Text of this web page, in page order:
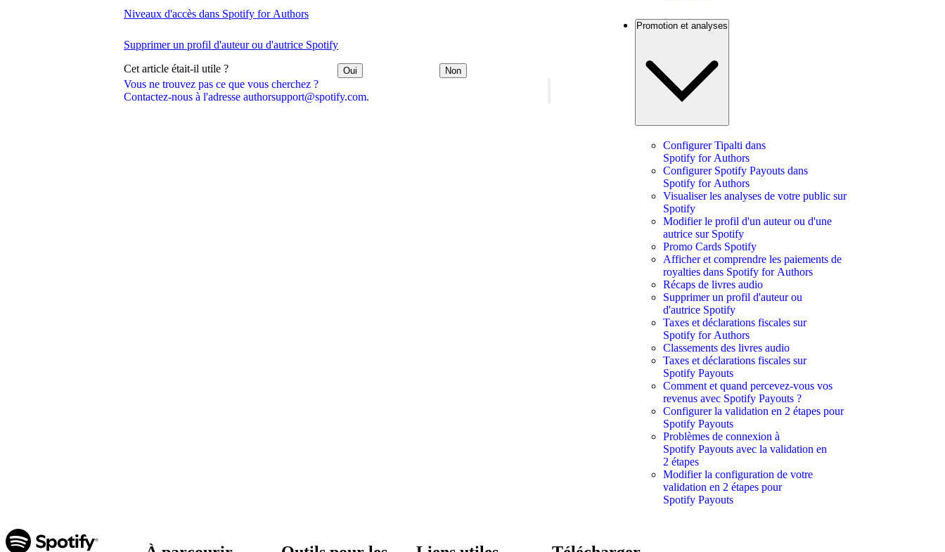
Vous ne trouvez pas ce que vous cherchez ?
Contactez-nous à l'adresse authorsupport@spotify.com.
Niveaux d'accès dans Spotify for Authors
Supprimer un profil d'auteur ou d'autrice Spotify
Cet article était-il utile ? Oui Non
Promotion et analyses
Configurer Tipalti dans
Spotify for Authors
Configurer Spotify Payouts dans
Spotify for Authors
Visualiser les analyses de votre public sur
Spotify
Modifier le profil d'un auteur ou d'une
autrice sur Spotify
Promo Cards Spotify
Afficher et comprendre les paiements de
royalties dans Spotify for Authors
Récaps de livres audio
Supprimer un profil d'auteur ou
d'autrice Spotify
Taxes et déclarations fiscales sur
Spotify for Authors
Classements des livres audio
Taxes et déclarations fiscales sur
Spotify Payouts
Comment et quand percevez-vous vos
revenus avec Spotify Payouts ?
Configurer la validation en 2 étapes pour
Spotify Payouts
Problèmes de connexion à
Spotify Payouts avec la validation en
2 étapes
Modifier la configuration de votre
validation en 2 étapes pour
Spotify Payouts